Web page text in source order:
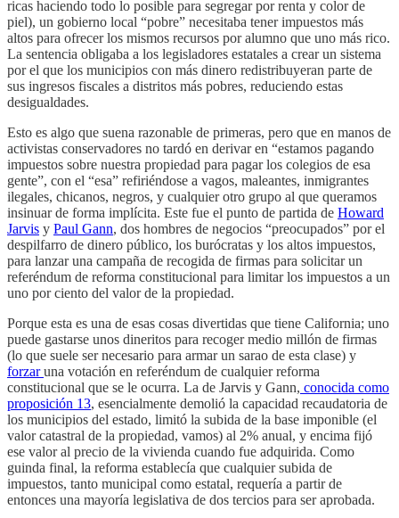
ricas haciendo todo lo posible para segregar por renta y color de
piel), un gobierno local “pobre” necesitaba tener impuestos más
altos para ofrecer los mismos recursos por alumno que uno más rico.
La sentencia obligaba a los legisladores estatales a crear un sistema
por el que los municipios con más dinero redistribuyeran parte de
sus ingresos fiscales a distritos más pobres, reduciendo estas
desigualdades.
Esto es algo que suena razonable de primeras, pero que en manos de
activistas conservadores no tardó en derivar en “estamos pagando
impuestos sobre nuestra propiedad para pagar los colegios de esa
gente”, con el “esa” refiriéndose a vagos, maleantes, inmigrantes
ilegales, chicanos, negros, y cualquier otro grupo al que queramos
insinuar de forma implícita. Este fue el punto de partida de Howard
Jarvis y Paul Gann, dos hombres de negocios “preocupados” por el
despilfarro de dinero público, los burócratas y los altos impuestos,
para lanzar una campaña de recogida de firmas para solicitar un
referéndum de reforma constitucional para limitar los impuestos a un
uno por ciento del valor de la propiedad.
Porque esta es una de esas cosas divertidas que tiene California; uno
puede gastarse unos dineritos para recoger medio millón de firmas
(lo que suele ser necesario para armar un sarao de esta clase) y
forzaruna votación en referéndum de cualquier reforma
constitucional que se le ocurra. La de Jarvis y Gann, conocida como
proposición 13, esencialmente demolió la capacidad recaudatoria de
los municipios del estado, limitó la subida de la base imponible (el
valor catastral de la propiedad, vamos) al 2% anual, y encima fijó
ese valor al precio de la vivienda cuando fue adquirida. Como
guinda final, la reforma establecía que cualquier subida de
impuestos, tanto municipal como estatal, requería a partir de
entonces una mayoría legislativa de dos tercios para ser aprobada.